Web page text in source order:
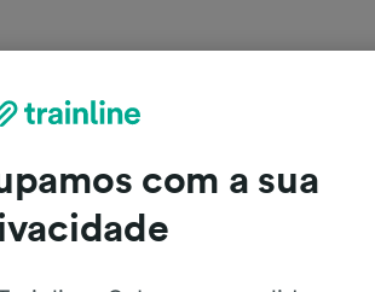
com a sua